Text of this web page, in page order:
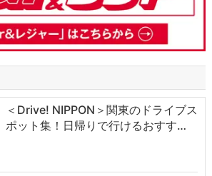
＜Drive! NIPPON＞関東のドライブス
ポット集！日帰りで行けるおすす…